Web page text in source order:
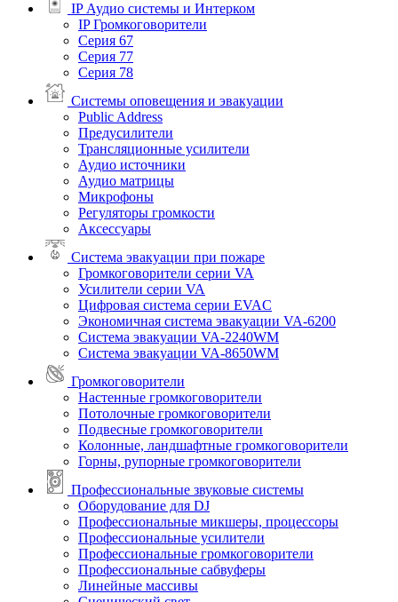
IP Аудио системы и Интерком
IP Громкоговорители
Серия 67
Серия 77
Серия 78
Системы оповещения и эвакуации
Public Address
Предусилители
Трансляционные усилители
Аудио источники
Аудио матрицы
Микрофоны
Регуляторы громкости
Аксессуары
Система эвакуации при пожаре
Громкоговорители серии VA
Усилители серии VA
Цифровая система серии EVAC
Экономичная система эвакуации VA-6200
Система эвакуации VA-2240WM
Система эвакуации VA-8650WM
Громкоговорители
Настенные громкоговорители
Потолочные громкоговорители
Подвесные громкоговорители
Колонные, ландшафтные громкоговорители
Горны, рупорные громкоговорители
Профессиональные звуковые системы
Оборудование для DJ
Профессиональные микшеры, процессоры
Профессиональные усилители
Профессиональные громкоговорители
Профессиональные сабвуферы
Линейные массивы